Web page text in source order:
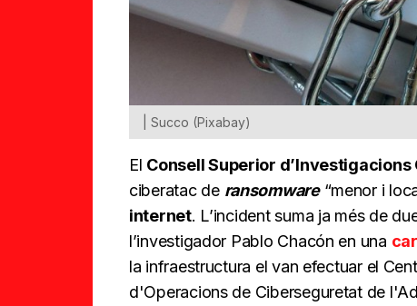
| Succo (Pixabay)
El Consell Superior d’Investigacions
ciberatac de ransomware“menor i
internet. L’incident suma ja més de
l’investigador Pablo Chacón en una
la infraestructura el van efectuar el
d'Operacions de Ciberseguretat de